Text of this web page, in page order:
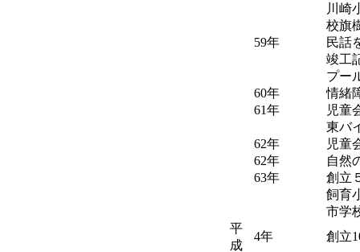
川崎
校旗
59年
民話
竣工
プー
60年
情緒
61年
児童
東バ
62年
児童
62年
自然
63年
創立
飼育
市学
平
成
4年
創立